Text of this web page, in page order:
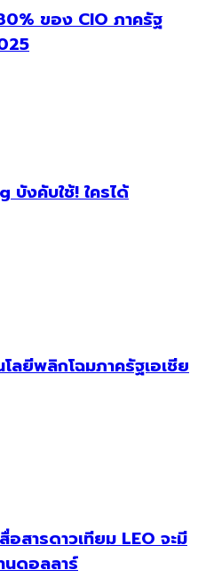
ของ CIO ภาครัฐ
บังคับใช้! ใครได้
ลยีพลิกโฉมภาครัฐเอเชีย
ารดาวเทียม LEO จะมี
นดอลลาร์